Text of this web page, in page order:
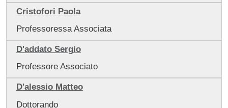
Cristofori Paola
Professoressa Associata
D'addato Sergio
Professore Associato
D'alessio Matteo
Dottorando